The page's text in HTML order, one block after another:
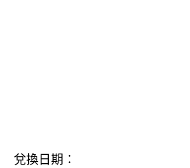
兌換日期：